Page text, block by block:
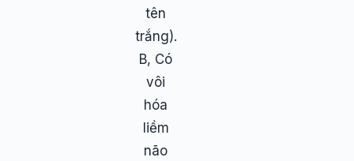
tên
trắng).
B, Có
vôi
hóa
liềm
não